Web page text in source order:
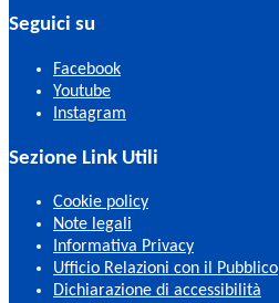
Seguici su
Facebook
Youtube
Instagram
Sezione Link Utili
Cookie policy
Note legali
Informativa Privacy
Ufficio Relazioni con il Pubblico
Dichiarazione di accessibilità